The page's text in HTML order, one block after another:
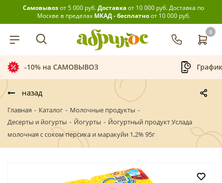
Самовывозот 5 000 руб.Доставкаот 10 000 руб.Доставка по
Москве в пределах МКАД - бесплатноот 10 000 руб.
0
График приёма заказов
назад
Главная - Каталог - Молочные продукты -
Десерты и йогурты - Йогурты - Йогуртный продукт Услада
молочная с соком персика и маракуйи 1,2% 95г